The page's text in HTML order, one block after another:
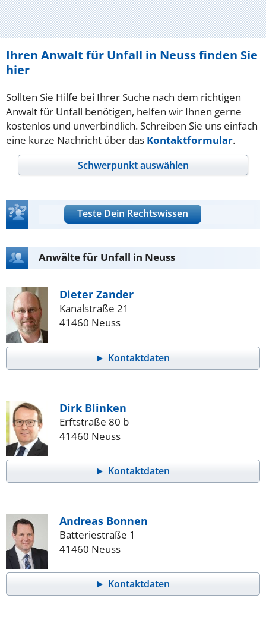
Ihren Anwalt für Unfall in Neuss finden Sie
hier
Sollten Sie Hilfe bei Ihrer Suche nach dem richtigen
Anwalt für Unfall benötigen, helfen wir Ihnen gerne
kostenlos und unverbindlich. Schreiben Sie uns einfach
eine kurze Nachricht über das Kontaktformular.
Schwerpunkt auswählen
Teste Dein Rechtswissen
Anwälte für Unfall in Neuss
Dieter Zander
Kanalstraße 21
41460 Neuss
Kontaktdaten
Dirk Blinken
Erftstraße 80 b
41460 Neuss
Kontaktdaten
Andreas Bonnen
Batteriestraße 1
41460 Neuss
Kontaktdaten